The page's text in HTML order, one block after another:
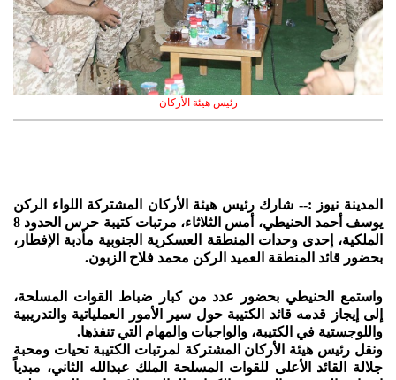
رئيس هيئة الأركان
المدينة نيوز :-- شارك رئيس هيئة الأركان المشتركة اللواء الركن
يوسف أحمد الحنيطي، أمس الثلاثاء، مرتبات كتيبة حرس الحدود 8
الملكية، إحدى وحدات المنطقة العسكرية الجنوبية مأدبة الإفطار،
بحضور قائد المنطقة العميد الركن محمد فلاح الزبون.
واستمع الحنيطي بحضور عدد من كبار ضباط القوات المسلحة،
إلى إيجاز قدمه قائد الكتيبة حول سير الأمور العملياتية والتدريبية
واللوجستية في الكتيبة، والواجبات والمهام التي تنفذها.
ونقل رئيس هيئة الأركان المشتركة لمرتبات الكتيبة تحيات ومحبة
جلالة القائد الأعلى للقوات المسلحة الملك عبدالله الثاني، مبدياً